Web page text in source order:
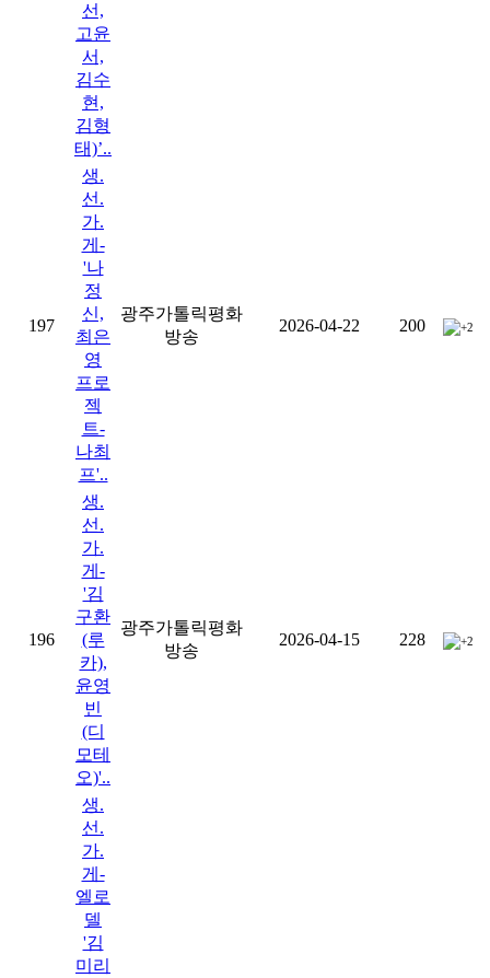
선,
고윤
서,
김수
현,
김형
태)’..
197
생.
선.
가.
게-
'나
정
신,
최은
영
프로
젝
트-
나최
프'..
광주가톨릭평화
방송
2026-04-22 200 +2
196
생.
선.
가.
게-
'김
구환
(루
카),
윤영
빈
(디
모테
오)'..
광주가톨릭평화
방송
2026-04-15 228 +2
생.
선.
가.
게-
엘로
델
'김
미리